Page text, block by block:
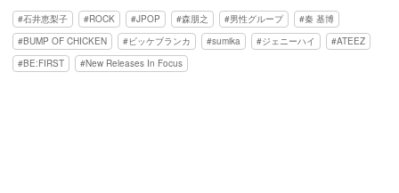
石井恵梨子 ROCK JPOP 森朋之 男性グループ
秦 基博
BUMP OF CHICKEN
ビッケブランカ sumika ジェニーハイ
ATEEZ
BE:FIRST
New Releases In Focus